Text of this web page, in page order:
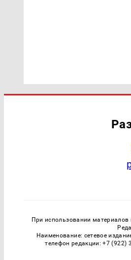
При использовании
Наименование: сетевое
телефон редакции: +7 (922)